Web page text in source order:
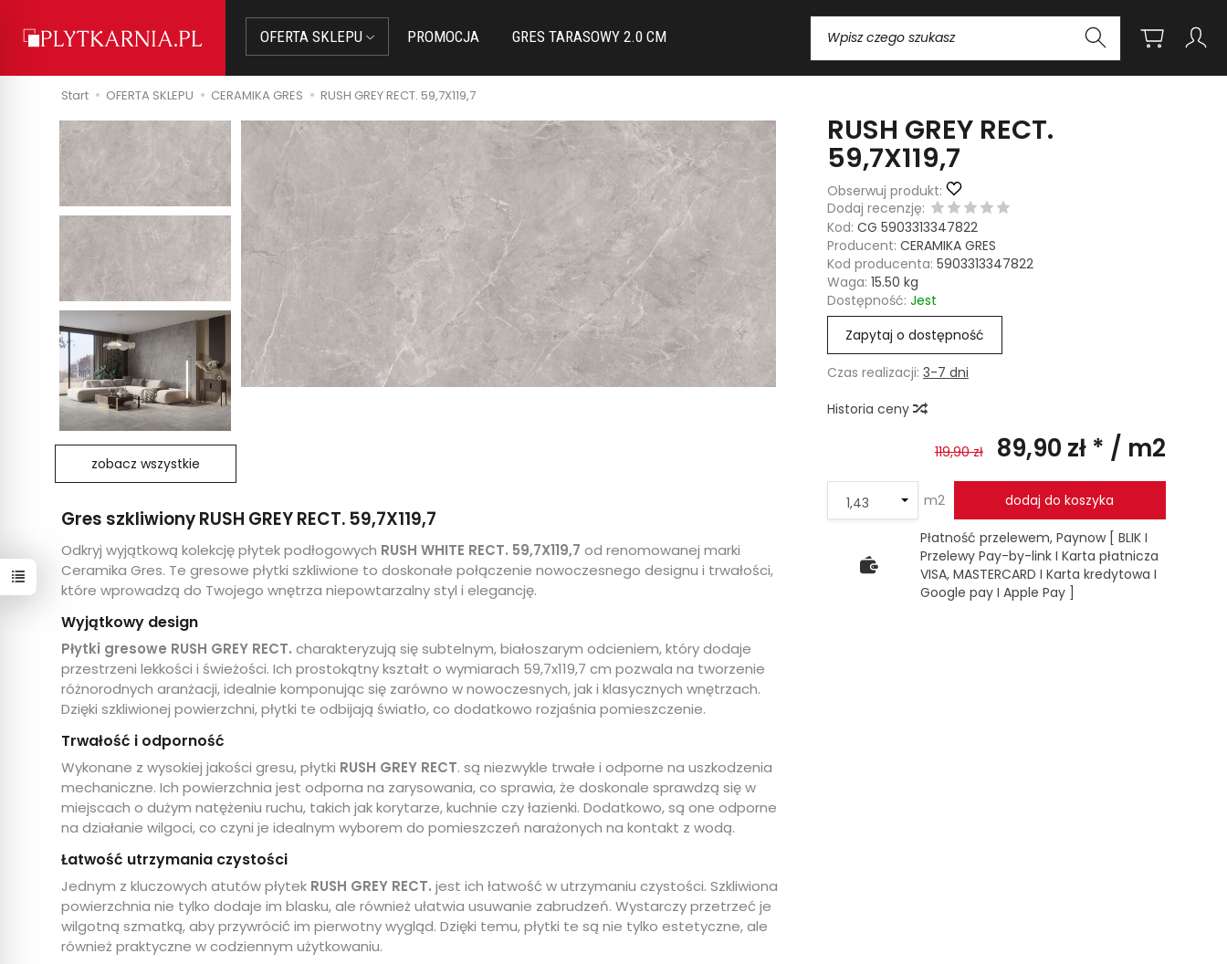
OFERTA SKLEPU PROMOCJA GRES TARASOWY 2.0 CM
Start OFERTA SKLEPU CERAMIKA GRES RUSH GREY RECT. 59,7X119,7
zobacz wszystkie
RUSH GREY RECT.
59,7X119,7
Obserwuj produkt:
Dodaj recenzję:
Kod: CG 5903313347822
Producent: CERAMIKA GRES
Kod producenta: 5903313347822
Waga: 15.50 kg
Dostępność: Jest
Zapytaj o dostępność
Czas realizacji: 3-7 dni
Historia ceny
119,90 zł 89,90 zł * / m2
m2 dodaj do koszyka
Płatność przelewem, Paynow [ BLIK I
Przelewy Pay-by-link I Karta płatnicza
VISA, MASTERCARD I Karta kredytowa I
Google pay I Apple Pay ]
Gres szkliwiony RUSH GREY RECT. 59,7X119,7
Odkryj wyjątkową kolekcję płytek podłogowych RUSH WHITE RECT. 59,7X119,7 od renomowanej marki
Ceramika Gres. Te gresowe płytki szkliwione to doskonałe połączenie nowoczesnego designu i trwałości,
które wprowadzą do Twojego wnętrza niepowtarzalny styl i elegancję.
Wyjątkowy design
Płytki gresowe RUSH GREY RECT. charakteryzują się subtelnym, białoszarym odcieniem, który dodaje
przestrzeni lekkości i świeżości. Ich prostokątny kształt o wymiarach 59,7x119,7 cm pozwala na tworzenie
różnorodnych aranżacji, idealnie komponując się zarówno w nowoczesnych, jak i klasycznych wnętrzach.
Dzięki szkliwionej powierzchni, płytki te odbijają światło, co dodatkowo rozjaśnia pomieszczenie.
Trwałość i odporność
Wykonane z wysokiej jakości gresu, płytki RUSH GREY RECT. są niezwykle trwałe i odporne na uszkodzenia
mechaniczne. Ich powierzchnia jest odporna na zarysowania, co sprawia, że doskonale sprawdzą się w
miejscach o dużym natężeniu ruchu, takich jak korytarze, kuchnie czy łazienki. Dodatkowo, są one odporne
na działanie wilgoci, co czyni je idealnym wyborem do pomieszczeń narażonych na kontakt z wodą.
Łatwość utrzymania czystości
Jednym z kluczowych atutów płytek RUSH GREY RECT. jest ich łatwość w utrzymaniu czystości. Szkliwiona
powierzchnia nie tylko dodaje im blasku, ale również ułatwia usuwanie zabrudzeń. Wystarczy przetrzeć je
wilgotną szmatką, aby przywrócić im pierwotny wygląd. Dzięki temu, płytki te są nie tylko estetyczne, ale
również praktyczne w codziennym użytkowaniu.